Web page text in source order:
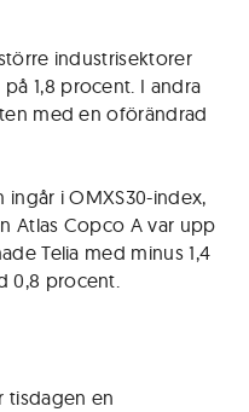
industrisektorer
1,8 procent. I andra
med en oförändrad
ingår i OMXS30-index,
Atlas Copco A var upp
Telia med minus 1,4
0,8 procent.
tisdagen en